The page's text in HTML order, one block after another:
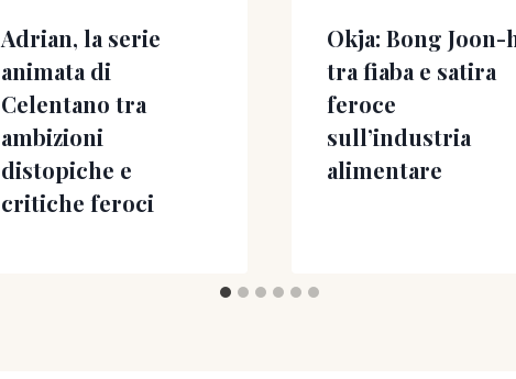
Adrian, la serie
animata di
Celentano tra
ambizioni
distopiche e
critiche feroci
Okja: Bong Joon-
tra fiaba e satira
feroce
sull’industria
alimentare